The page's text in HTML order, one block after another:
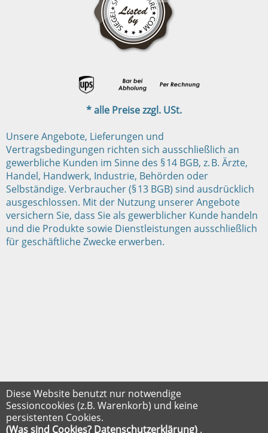
Diese Website benutzt nur notwendige
Sessioncookies (z.B. Warenkorb) und keine
persistenten Cookies.
(Was sind Cookies? Datenschutzerklärung) .
* alle Preise zzgl. USt.
Unsere Angebote, Lieferungen und
Vertragsbedingungen richten sich ausschließlich an
gewerbliche Kunden im Sinne des § 14 BGB, z. B. Ärzte,
Handel, Handwerk, Industrie, Behörden oder
Selbständige. Verbraucher (§ 13 BGB) sind ausdrücklich
ausgeschlossen. Mit der Nutzung unserer Angebote
versichern Sie, dass Sie als gewerblicher Kunde handeln
und die Produkte sowie Dienstleistungen ausschließlich
für geschäftliche Zwecke erwerben.